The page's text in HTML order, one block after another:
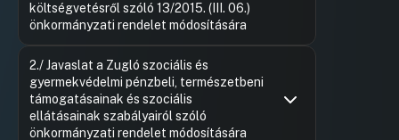
költségvetésről szóló 13/2015. (III. 06.)
önkormányzati rendelet módosítására
2./ Javaslat a Zugló szociális és
gyermekvédelmi pénzbeli, természetbeni
támogatásainak és szociális
ellátásainak szabályairól szóló
önkormányzati rendelet módosítására